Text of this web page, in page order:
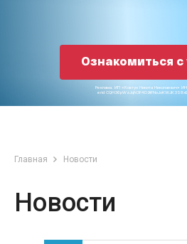
Ознакомиться с
Реклама. ИП «Ковтун Никита Николаевич»
erid
Главная Новости
Новости